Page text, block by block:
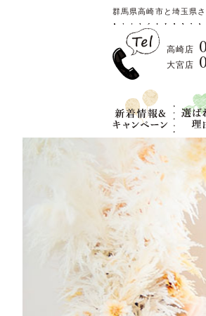
群馬県高崎市と埼玉県
高崎店
大宮店
新着情報＆キ
ャンペーン
選ばれ
由